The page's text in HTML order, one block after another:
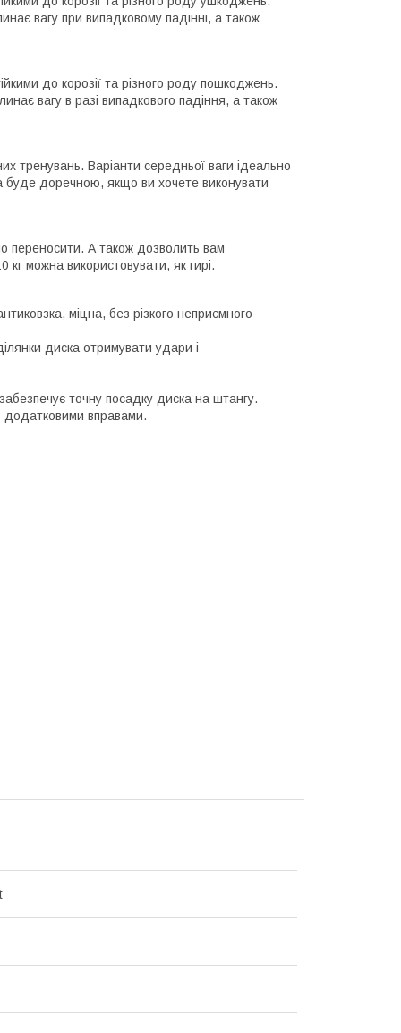
вагу при випадковому падінні, а також
до корозії та різного роду пошкоджень.
вагу в разі випадкового падіння, а також
тренувань. Варіанти середньої ваги ідеально
буде доречною, якщо ви хочете виконувати
переносити. А також дозволить вам
кг можна використовувати, як гирі.
міцна, без різкого неприємного
диска отримувати удари і
точну посадку диска на штангу.
додатковими вправами.